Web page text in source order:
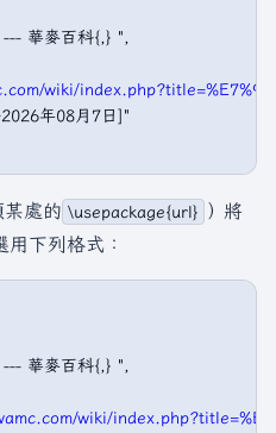
華麥百科{,} ",
wiki/
2026年08月7日]"
處的 \usepackage{url} ）將
下列格式：
華麥百科{,} ",
wiki/